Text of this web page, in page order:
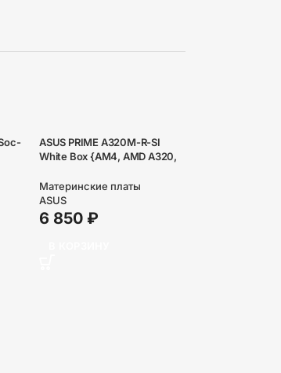
ASUS PRIME A320M-R-SI
White Box {AM4, AMD A320,
Sub, HDMI, SATAIII, GB}
Материнские платы
ASUS
6 850 ₽